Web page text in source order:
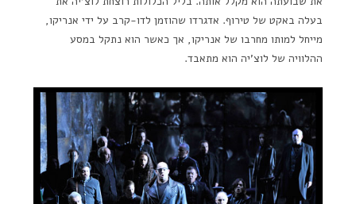
בעלה באקט של טירוף. אדגרדו שהוזמן לדו-קרב על ידי אנריקו,
מייחל למותו מחרבו של אנריקו, אך כאשר הוא נתקל במסע
ההלוויה של לוצ'יה הוא מתאבד.